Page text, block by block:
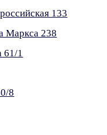
133
Маркса 238
61/1
8